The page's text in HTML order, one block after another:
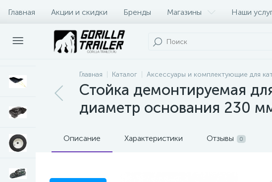
Главная Акции и скидки Бренды Магазины Наши
Оплата и доставка Контакты
Главная Каталог Аксессуары и комплектующие для
Стойка демонтируемая
диаметр основания 230
Описание Характеристики Отзывы 0